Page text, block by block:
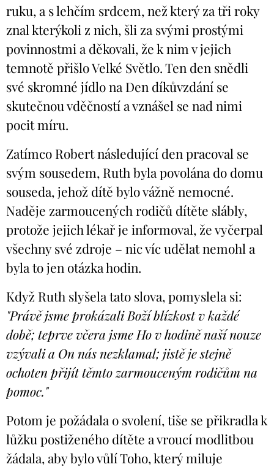
ruku, a s lehčím srdcem, než který za tři roky
znal kterýkoli z nich, šli za svými prostými
povinnostmi a děkovali, že k nim v jejich
temnotě přišlo Velké Světlo. Ten den snědli
své skromné jídlo na Den díkůvzdání se
skutečnou vděčností a vznášel se nad nimi
pocit míru.
Zatímco Robert následující den pracoval se
svým sousedem, Ruth byla povolána do domu
souseda, jehož dítě bylo vážně nemocné.
Naděje zarmoucených rodičů dítěte slábly,
protože jejich lékař je informoval, že vyčerpal
všechny své zdroje – nic víc udělat nemohl a
byla to jen otázka hodin.
Když Ruth slyšela tato slova, pomyslela si:
"Právě jsme prokázali Boží blízkost v každé
době; teprve včera jsme Ho v hodině naší nouze
vzývali a On nás nezklamal; jistě je stejně
ochoten přijít těmto zarmouceným rodičům na
pomoc."
Potom je požádala o svolení, tiše se přikradla k
lůžku postiženého dítěte a vroucí modlitbou
žádala, aby bylo vůlí Toho, který miluje